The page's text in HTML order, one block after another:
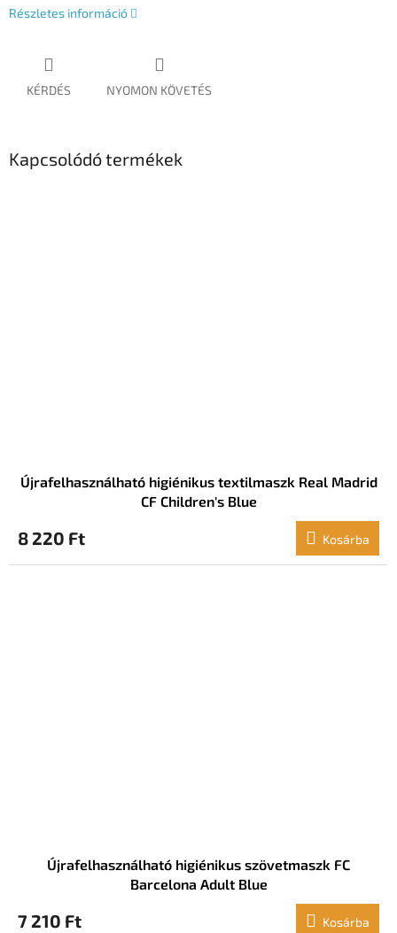
Részletes információ
KÉRDÉS NYOMON KÖVETÉS
Kapcsolódó termékek
Újrafelhasználható higiénikus textilmaszk Real Madrid
CF Children's Blue
8 220 Ft Kosárba
Újrafelhasználható higiénikus szövetmaszk FC
Barcelona Adult Blue
7 210 Ft Kosárba